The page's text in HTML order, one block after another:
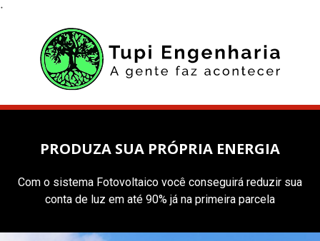
;
PRODUZA SUA PRÓPRIA ENERGIA
Com o sistema Fotovoltaico você conseguirá reduzir sua
conta de luz em até 90% já na primeira parcela